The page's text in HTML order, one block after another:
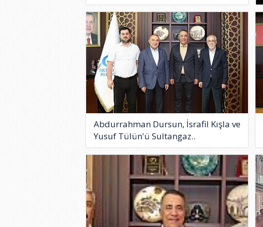
Abdurrahman Dursun, İsrafil Kışla ve
Yusuf Tülün'ü Sultangaz..